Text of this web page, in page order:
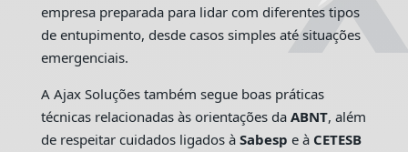
empresa preparada para lidar com diferentes tipos
de entupimento, desde casos simples até situações
emergenciais.
A Ajax Soluções também segue boas práticas
técnicas relacionadas às orientações da ABNT, além
de respeitar cuidados ligados à Sabesp e à CETESB